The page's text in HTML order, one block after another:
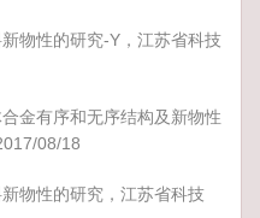
物性的研究-Y，江苏省科技
金有序和无序结构及新物性
08/18
物性的研究，江苏省科技